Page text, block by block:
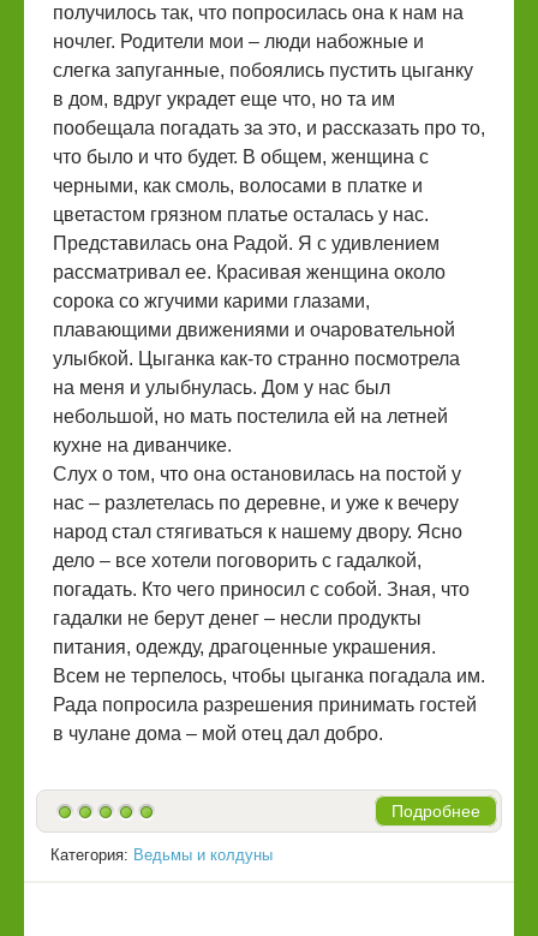
получилось так, что попросилась она к нам на
ночлег. Родители мои – люди набожные и
слегка запуганные, побоялись пустить цыганку
в дом, вдруг украдет еще что, но та им
пообещала погадать за это, и рассказать про то,
что было и что будет. В общем, женщина с
черными, как смоль, волосами в платке и
цветастом грязном платье осталась у нас.
Представилась она Радой. Я с удивлением
рассматривал ее. Красивая женщина около
сорока со жгучими карими глазами,
плавающими движениями и очаровательной
улыбкой. Цыганка как-то странно посмотрела
на меня и улыбнулась. Дом у нас был
небольшой, но мать постелила ей на летней
кухне на диванчике.
Слух о том, что она остановилась на постой у
нас – разлетелась по деревне, и уже к вечеру
народ стал стягиваться к нашему двору. Ясно
дело – все хотели поговорить с гадалкой,
погадать. Кто чего приносил с собой. Зная, что
гадалки не берут денег – несли продукты
питания, одежду, драгоценные украшения.
Всем не терпелось, чтобы цыганка погадала им.
Рада попросила разрешения принимать гостей
в чулане дома – мой отец дал добро.
Подробнее
Категория: Ведьмы и колдуны